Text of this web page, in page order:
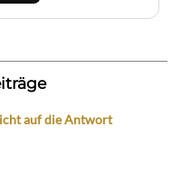
auf die Antwort